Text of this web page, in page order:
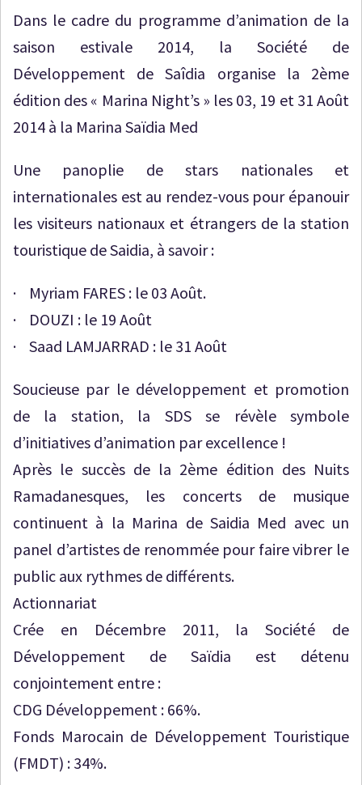
Dans le cadre du programme d’animation de la
saison estivale 2014, la Société de
Développement de Saîdia organise la 2ème
édition des « Marina Night’s » les 03, 19 et 31 Août
2014 à la Marina Saïdia Med
Une panoplie de stars nationales et
internationales est au rendez-vous pour épanouir
les visiteurs nationaux et étrangers de la station
touristique de Saidia, à savoir :
· Myriam FARES : le 03 Août.
· DOUZI : le 19 Août
· Saad LAMJARRAD : le 31 Août
Soucieuse par le développement et promotion
de la station, la SDS se révèle symbole
d’initiatives d’animation par excellence !
Après le succès de la 2ème édition des Nuits
Ramadanesques, les concerts de musique
continuent à la Marina de Saidia Med avec un
panel d’artistes de renommée pour faire vibrer le
public aux rythmes de différents.
Actionnariat
Crée en Décembre 2011, la Société de
Développement de Saïdia est détenu
conjointement entre :
CDG Développement : 66%.
Fonds Marocain de Développement Touristique
(FMDT) : 34%.